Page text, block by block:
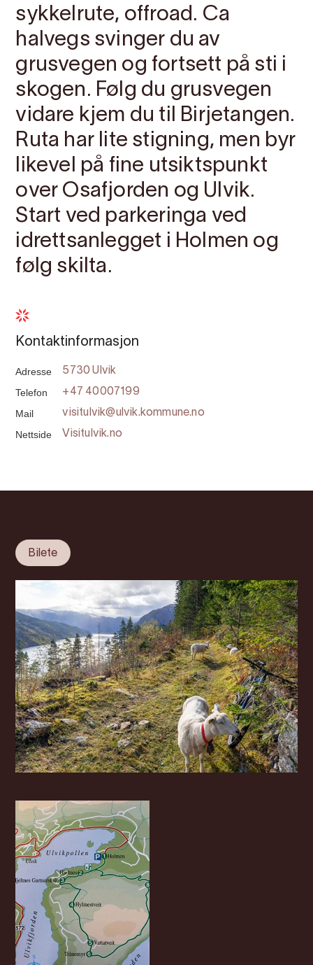
sykkelrute, offroad. Ca
halvegs svinger du av
grusvegen og fortsett på sti i
skogen. Følg du grusvegen
vidare kjem du til Birjetangen.
Ruta har lite stigning, men byr
likevel på fine utsiktspunkt
over Osafjorden og Ulvik.
Start ved parkeringa ved
idrettsanlegget i Holmen og
følg skilta.
Kontaktinformasjon
Adresse 5730 Ulvik
Telefon +47 40007199
Mail visitulvik@ulvik.kommune.no
Nettside Visitulvik.no
Bilete